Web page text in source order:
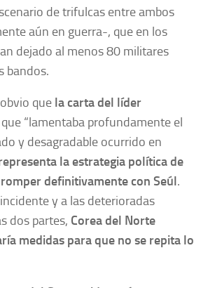
de trifulcas entre ambos
aún en guerra-, que en los
dejado al menos 80 militares
bandos.
que la carta del líder
que “lamentaba profundamente el
y desagradable ocurrido en
la estrategia política de
definitivamente con Seúl.
y a las deterioradas
dos partes, Corea del Norte
medidas para que no se repita lo